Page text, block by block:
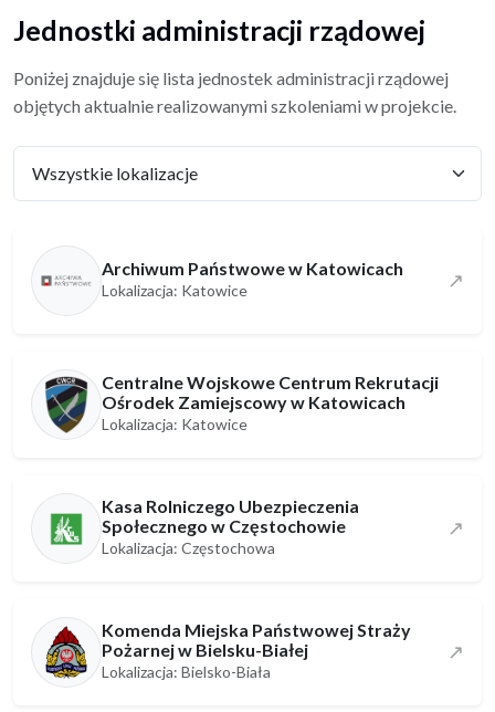
Jednostki administracji rządowej
Poniżej znajduje się lista jednostek administracji rządowej
objętych aktualnie realizowanymi szkoleniami w projekcie.
Archiwum Państwowe w Katowicach
Lokalizacja: Katowice ↗
Centralne Wojskowe Centrum Rekrutacji
Ośrodek Zamiejscowy w Katowicach
Lokalizacja: Katowice
Kasa Rolniczego Ubezpieczenia
Społecznego w Częstochowie
Lokalizacja: Częstochowa
↗
Komenda Miejska Państwowej Straży
Pożarnej w Bielsku-Białej
Lokalizacja: Bielsko-Biała
↗